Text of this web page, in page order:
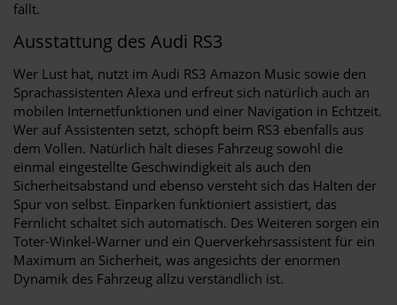
fällt.
Ausstattung des Audi RS3
Wer Lust hat, nutzt im Audi RS3 Amazon Music sowie den
Sprachassistenten Alexa und erfreut sich natürlich auch an
mobilen Internetfunktionen und einer Navigation in Echtzeit.
Wer auf Assistenten setzt, schöpft beim RS3 ebenfalls aus
dem Vollen. Natürlich hält dieses Fahrzeug sowohl die
einmal eingestellte Geschwindigkeit als auch den
Sicherheitsabstand und ebenso versteht sich das Halten der
Spur von selbst. Einparken funktioniert assistiert, das
Fernlicht schaltet sich automatisch. Des Weiteren sorgen ein
Toter-Winkel-Warner und ein Querverkehrsassistent für ein
Maximum an Sicherheit, was angesichts der enormen
Dynamik des Fahrzeug allzu verständlich ist.